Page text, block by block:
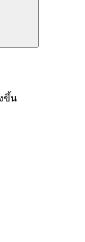
ขึ้น